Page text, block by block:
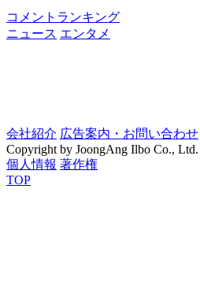
コメントランキング
ニュース エンタメ
会社紹介 広告案内・お問い合わせ
Copyright by JoongAng Ilbo Co.,
個人情報 著作権
TOP